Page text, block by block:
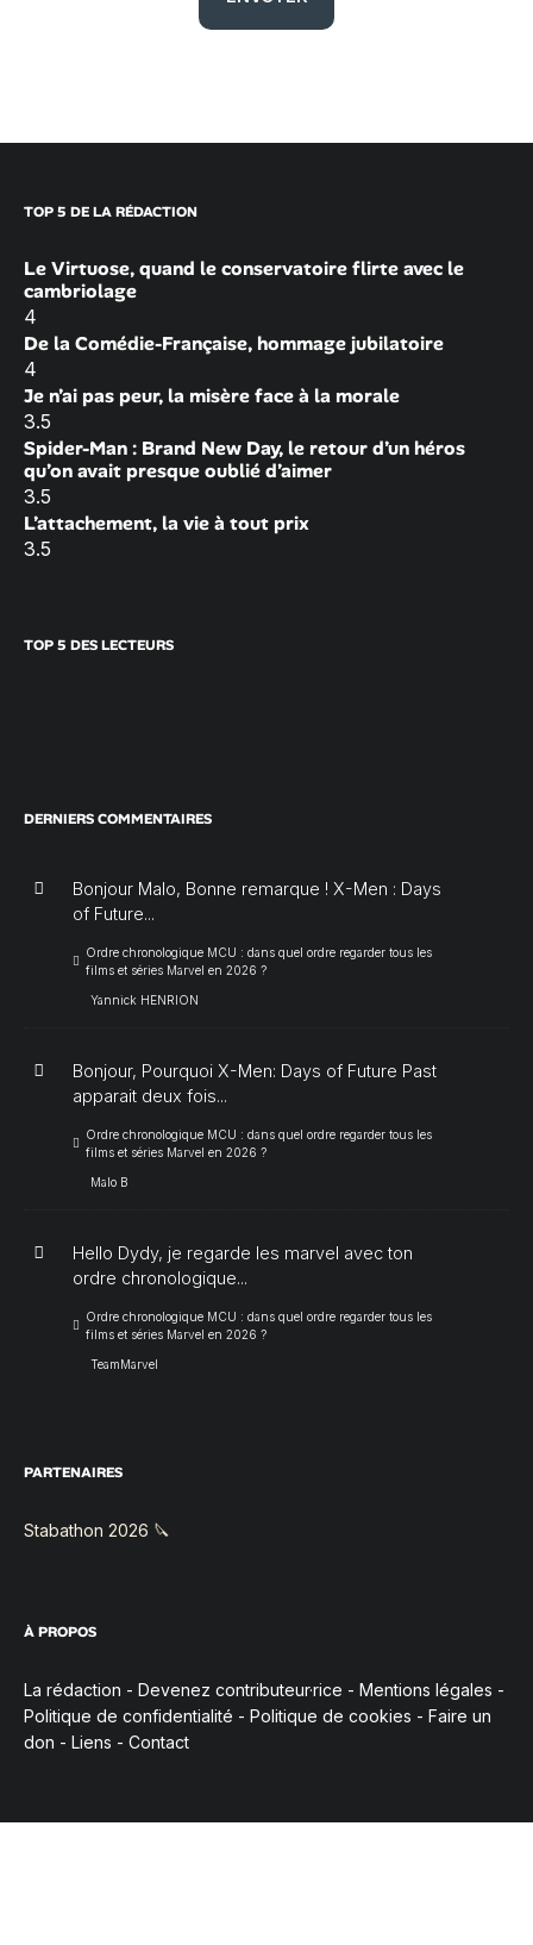
TOP 5 DE LA RÉDACTION
Le Virtuose, quand le conservatoire flirte avec le
cambriolage
4
De la Comédie-Française, hommage jubilatoire
4
Je n’ai pas peur, la misère face à la morale
3.5
Spider-Man : Brand New Day, le retour d’un héros
qu’on avait presque oublié d’aimer
3.5
L’attachement, la vie à tout prix
3.5
TOP 5 DES LECTEURS
DERNIERS COMMENTAIRES
Bonjour Malo, Bonne remarque ! X-Men : Days
of Future...
Ordre chronologique MCU : dans quel ordre regarder tous les
films et séries Marvel en 2026 ?
Yannick HENRION
Bonjour, Pourquoi X-Men: Days of Future Past
apparait deux fois...
Ordre chronologique MCU : dans quel ordre regarder tous les
films et séries Marvel en 2026 ?
Malo B
Hello Dydy, je regarde les marvel avec ton
ordre chronologique...
Ordre chronologique MCU : dans quel ordre regarder tous les
films et séries Marvel en 2026 ?
TeamMarvel
PARTENAIRES
Stabathon 2026 🔪
À PROPOS
La rédaction - Devenez contributeur·rice - Mentions légales -
Politique de confidentialité - Politique de cookies - Faire un
don - Liens - Contact